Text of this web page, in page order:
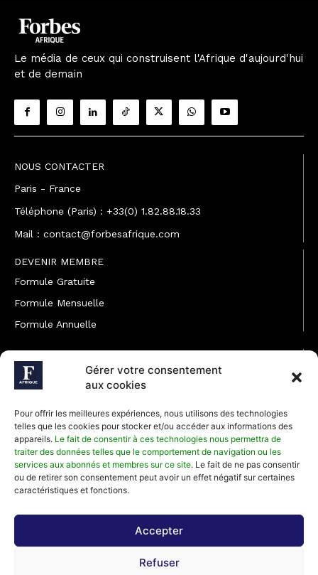
Gérer votre consentement
aux cookies
Pour offrir les meilleures expériences, nous utilisons des technologies
telles que les cookies pour stocker et/ou accéder aux informations des
appareils. Le fait de consentir à ces technologies nous permettra de
traiter des données telles que le comportement de navigation ou les
services aux abonnés et membres sur ce site. Le fait de ne pas consentir
ou de retirer son consentement peut avoir un effet négatif sur certaines
caractéristiques et fonctions.
Accepter
Refuser
Le média de ceux qui construisent l'Afrique d'aujourd'hui
et de demain
NOUS CONTACTER
Paris - France
Téléphone (Paris) : +33(0) 1.82.88.18.33
Mail : contact@forbesafrique.com
DEVENIR MEMBRE
Formule Gratuite
Formule Mensuelle
Formule Annuelle
JOINDRE L'ÉQUIPE
Rédaction
Développement commercial
Communiquer avec Forbes Afrique
Média Kit 2026
Abonnez-vous à la newsletter de Forbes Afrique et recevez
régulièrement nos meilleurs articles